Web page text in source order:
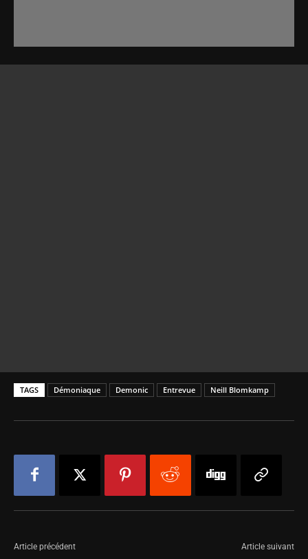
TAGS Démoniaque Demonic Entrevue Neill Blomkamp
Article précédent Article suivant